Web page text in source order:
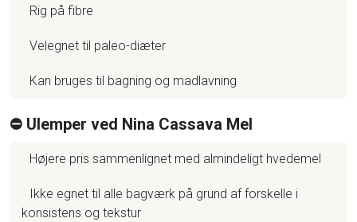
Rig på fibre
Velegnet til paleo-diæter
Kan bruges til bagning og madlavning
⛔️ Ulemper ved Nina Cassava Mel
Højere pris sammenlignet med almindeligt hvedemel
Ikke egnet til alle bagværk på grund af forskelle i
konsistens og tekstur